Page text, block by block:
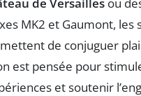
MK2 et Gaumont, les
de conjuguer
est pensée pour
et soutenir